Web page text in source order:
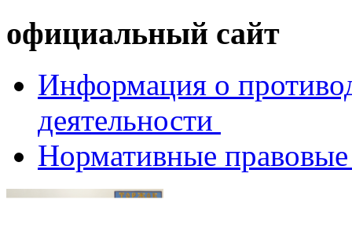
официальный сайт
Информация о
деятельности
Нормативные